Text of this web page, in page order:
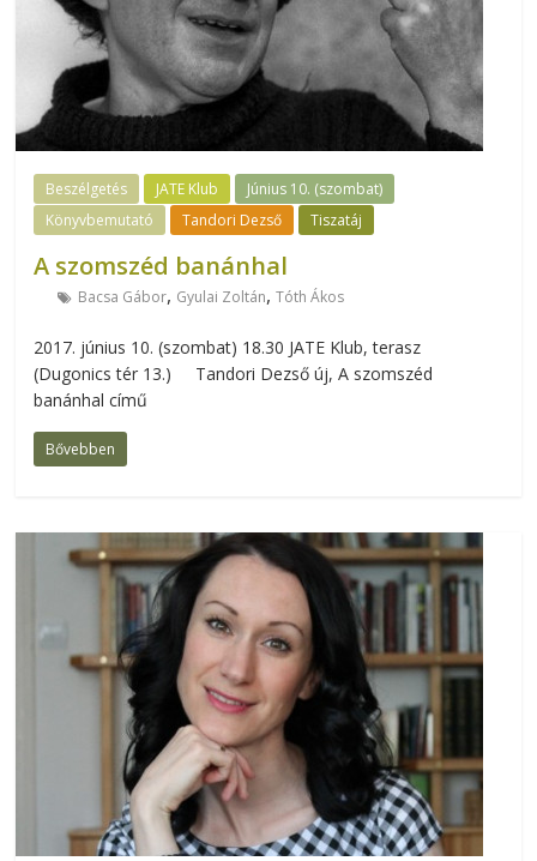
Beszélgetés JATE Klub
Június 10. (szombat)
Könyvbemutató
Tandori Dezső Tiszatáj
A szomszéd banánhal
Bacsa Gábor, Gyulai Zoltán,Tóth Ákos
2017. június 10. (szombat) 18.30 JATE Klub, terasz
(Dugonics tér 13.) Tandori Dezső új, A szomszéd
banánhal című
Bővebben